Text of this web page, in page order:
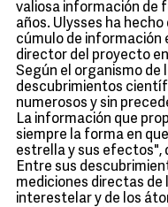
valiosa información de
años. Ulysses ha
cúmulo de información
director del proyecto
Según el organismo de
descubrimientos
numerosos y sin
La información que
siempre la forma en
estrella y sus efectos",
Entre sus
mediciones directas
interestelar y de los